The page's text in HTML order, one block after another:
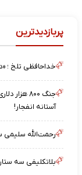
پربازدیدترین
خداحافظی تلخ ؛
جنگ ۸۰۰
آستانه انفجار!
رحمت‌الله سلیمی
بلاتکلیفی سه